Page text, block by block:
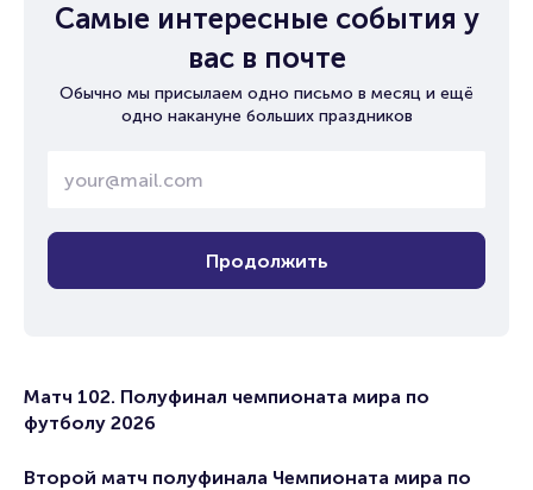
Самые интересные события у
вас в почте
Обычно мы присылаем одно письмо в месяц и ещё
одно накануне больших праздников
Продолжить
Матч 102. Полуфинал чемпионата мира по
футболу 2026
Второй матч полуфинала Чемпионата мира по